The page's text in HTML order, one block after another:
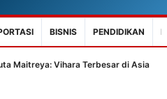
BISNIS PENDIDIKAN
Maitreya: Vihara Terbesar di Asia